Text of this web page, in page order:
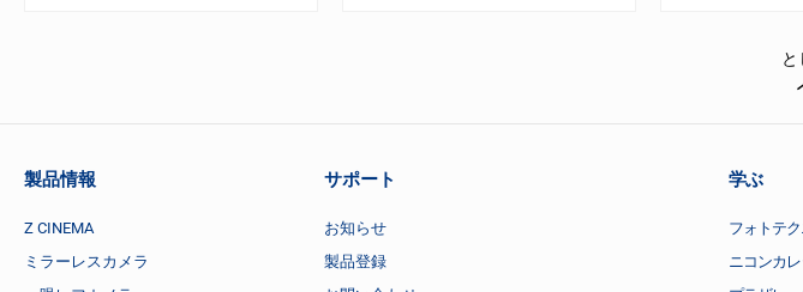
と
製品情報
Z CINEMA
ミラーレスカメラ
サポート
お知らせ
製品登録
学ぶ
フォトテ
ニコンカ